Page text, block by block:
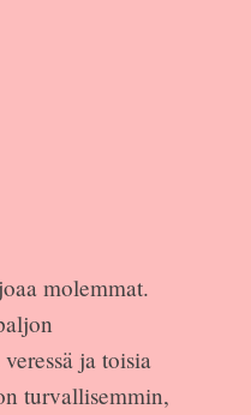
molemmat.
ja toisia
turvallisemmin,